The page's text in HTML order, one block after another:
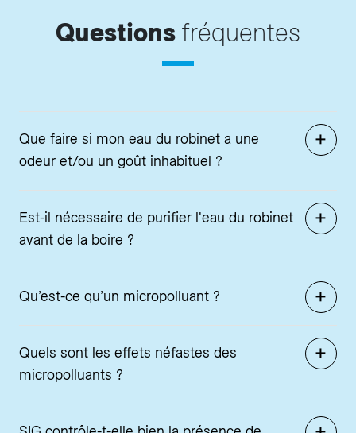
Questions fréquentes
Que faire si mon eau du robinet a une
odeur et/ou un goût inhabituel ?
Est-il nécessaire de purifier l'eau du robinet
avant de la boire ?
Qu’est-ce qu’un micropolluant ?
Quels sont les effets néfastes des
micropolluants ?